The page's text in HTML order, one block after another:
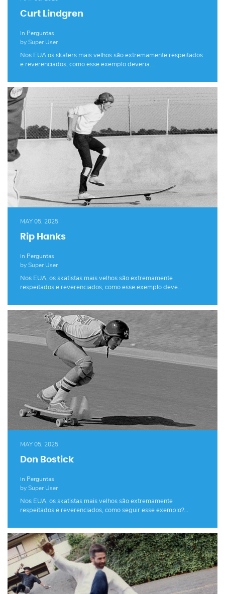
Curt Lindgren
in Perguntas
by Super User
Nos EUA os skaters mais velhos são extremamente respeitados
e reverenciados, como esse exemplo deveria…
MAY 05, 2025
Rip Hanks
in Perguntas
by Super User
Nos EUA, os skatistas mais velhos são extremamente
respeitados e reverenciados, como esse exemplo deve…
MAY 05, 2025
Don Bostick
in Perguntas
by Super User
Nos EUA, os skatistas mais velhos são extremamente
respeitados e reverenciados, como seguir esse exemplo?…